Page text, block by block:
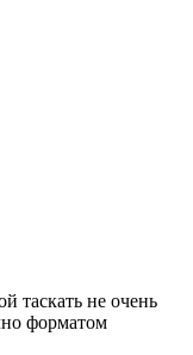
таскать не очень
форматом